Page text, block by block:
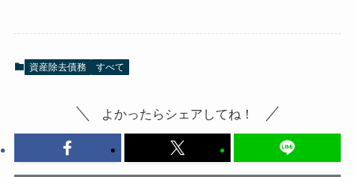
資産除去債務 すべて
よかったらシェアしてね！